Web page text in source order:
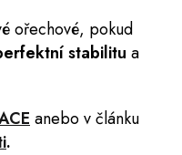
ořechové, pokud
stabilitu a
anebo v článku
.